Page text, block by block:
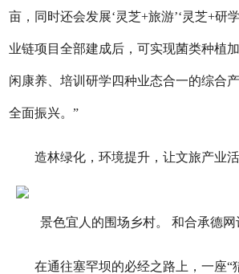
亩，同时还会发展‘灵芝+旅游’‘灵芝+研
业链项目全部建成后，可实现菌类种植
闲康养、培训研学四种业态合一的综合
全面振兴。”
造林绿化，环境提升，让文旅产业活
景色宜人的围场乡村。 和合承德
在通往塞罕坝的必经之路上，一座“